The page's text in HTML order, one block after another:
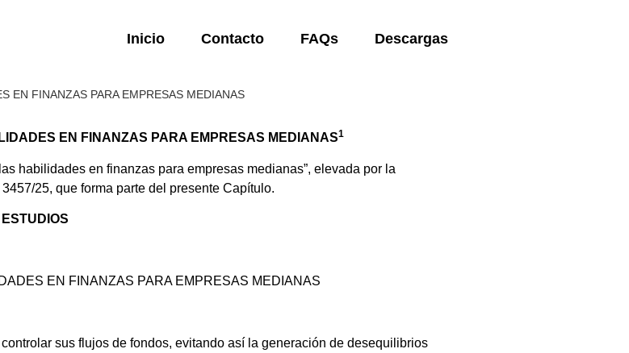
Inicio Contacto FAQs Descargas
EN FINANZAS PARA EMPRESAS MEDIANAS
EN FINANZAS PARA EMPRESAS MEDIANAS1
habilidades en finanzas para empresas medianas”, elevada por la
25, que forma parte del presente Capítulo.
EN FINANZAS PARA EMPRESAS MEDIANAS
sus flujos de fondos, evitando así la generación de desequilibrios